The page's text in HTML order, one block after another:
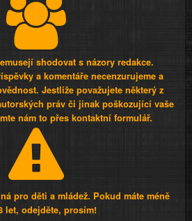
shodovat s názory redakce.
a komentáře necenzurujeme a
Jestliže považujete některý z
práv či jinak poškozující vaše
nám to přes kontaktní formulář.
pro děti a mládež. Pokud máte méně
let, odejděte, prosím!